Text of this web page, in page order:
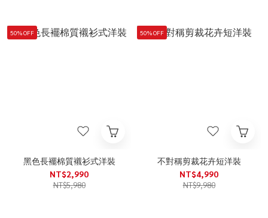
50% OFF
黑色長襬棉質襯衫式洋裝
NT$2,990
NT$5,980
50% OFF
不對稱剪裁花卉短洋裝
NT$4,990
NT$9,980